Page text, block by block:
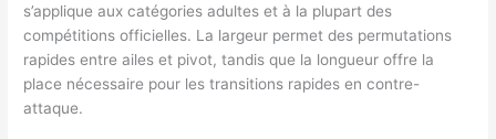
s’applique aux catégories adultes et à la plupart des
compétitions officielles. La largeur permet des permutations
rapides entre ailes et pivot, tandis que la longueur offre la
place nécessaire pour les transitions rapides en contre-
attaque.